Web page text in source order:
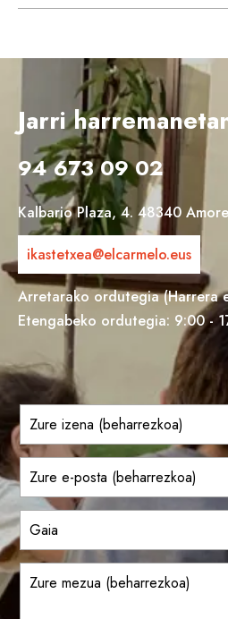
Jarri
94 673 09 02
Kalbario Plaza, 4. 48340
ikastetxea@elcarmelo.eus
Arretarako ordutegia (Harrera
Etengabeko ordutegia: 9:00 -